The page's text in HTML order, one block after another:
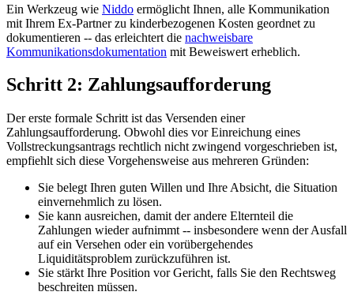
Ein Werkzeug wie Niddo ermöglicht Ihnen, alle Kommunikation
mit Ihrem Ex-Partner zu kinderbezogenen Kosten geordnet zu
dokumentieren -- das erleichtert die nachweisbare
Kommunikationsdokumentation mit Beweiswert erheblich.
Schritt 2: Zahlungsaufforderung
Der erste formale Schritt ist das Versenden einer
Zahlungsaufforderung. Obwohl dies vor Einreichung eines
Vollstreckungsantrags rechtlich nicht zwingend vorgeschrieben ist,
empfiehlt sich diese Vorgehensweise aus mehreren Gründen:
Sie belegt Ihren guten Willen und Ihre Absicht, die Situation
einvernehmlich zu lösen.
Sie kann ausreichen, damit der andere Elternteil die
Zahlungen wieder aufnimmt -- insbesondere wenn der Ausfall
auf ein Versehen oder ein vorübergehendes
Liquiditätsproblem zurückzuführen ist.
Sie stärkt Ihre Position vor Gericht, falls Sie den Rechtsweg
beschreiten müssen.